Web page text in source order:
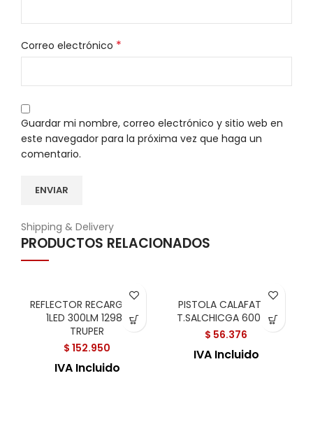
Correo electrónico *
Guardar mi nombre, correo electrónico y sitio web en
este navegador para la próxima vez que haga un
comentario.
Shipping & Delivery
PRODUCTOS RELACIONADOS
REFLECTOR RECARGABLE
1LED 300LM 12983
TRUPER
$ 152.950
IVA Incluido
PISTOLA CALAFATEO
T.SALCHICGA 600 ML
$ 56.376
IVA Incluido